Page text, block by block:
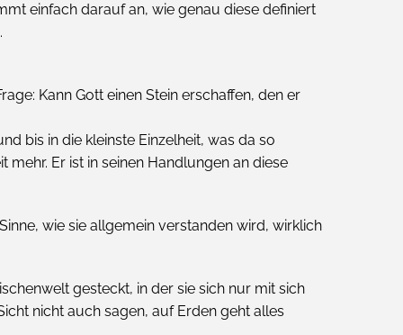
einfach darauf an, wie genau diese definiert
Kann Gott einen Stein erschaffen, den er
bis in die kleinste Einzelheit, was da so
Er ist in seinen Handlungen an diese
wie sie allgemein verstanden wird, wirklich
gesteckt, in der sie sich nur mit sich
nicht auch sagen, auf Erden geht alles